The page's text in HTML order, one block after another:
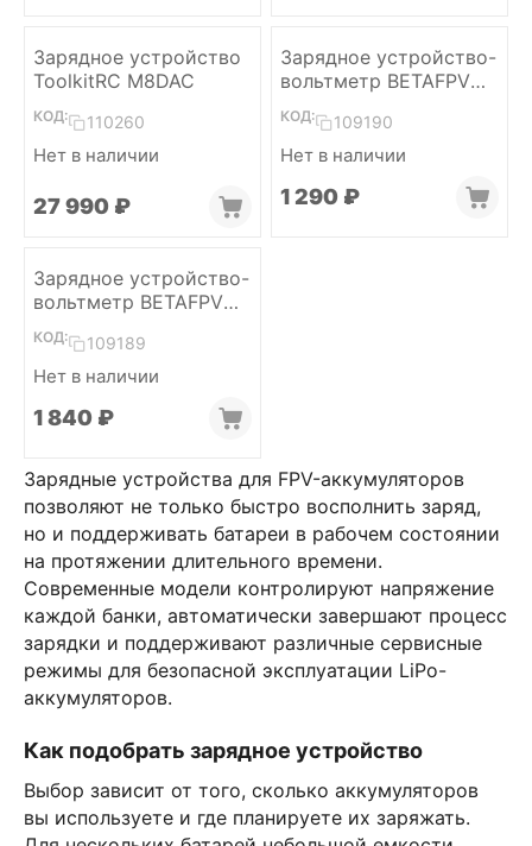
Зарядные устройства для FPV-аккумуляторов
позволяют не только быстро восполнить заряд,
но и поддерживать батареи в рабочем состоянии
на протяжении длительного времени.
Современные модели контролируют напряжение
каждой банки, автоматически завершают процесс
зарядки и поддерживают различные сервисные
режимы для безопасной эксплуатации LiPo-
аккумуляторов.
Как подобрать зарядное устройство
Выбор зависит от того, сколько аккумуляторов
вы используете и где планируете их заряжать.
Зарядное устройство
ToolkitRC M8DAC
КОД: 110260
Нет в наличии
27 990 ₽
Зарядное устройство-
вольтметр BETAFPV
BT3.0
КОД: 109190
Нет в наличии
1 290 ₽
Зарядное устройство-
вольтметр BETAFPV
XH2.54 (with cable)
КОД: 109189
Нет в наличии
1 840 ₽